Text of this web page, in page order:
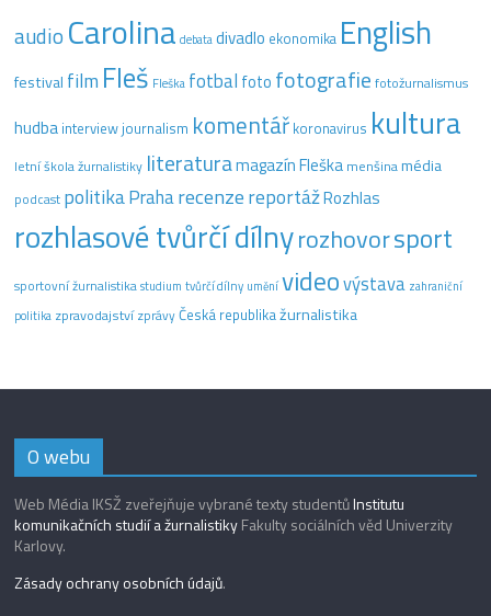
audio Carolina debata divadlo ekonomika English
festival film Fleš Fleška fotbal foto fotografie fotožurnalismus
hudba interview journalism komentář koronavirus kultura
letní škola žurnalistiky literaturamagazín Fleška menšinamédia
podcast politikaPraharecenzereportážRozhlas
rozhlasové tvůrčí dílnyrozhovorsport
sportovní žurnalistika studium tvůrčí dílny uměnívideovýstava zahraniční
politika zpravodajstvízprávyČeská republikažurnalistika
O webu
Web Média IKSŽ zveřejňuje vybrané texty studentůInstitutu
komunikačních studií a žurnalistikyFakulty sociálních věd Univerzity
Karlovy.
Zásady ochrany osobních údajů.